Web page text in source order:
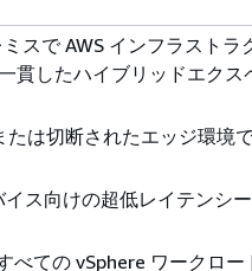
スで AWS インフラストラ
貫したハイブリッドエクス
は切断されたエッジ環境
イス向けの超低レイテンシ
べての vSphere ワークロー